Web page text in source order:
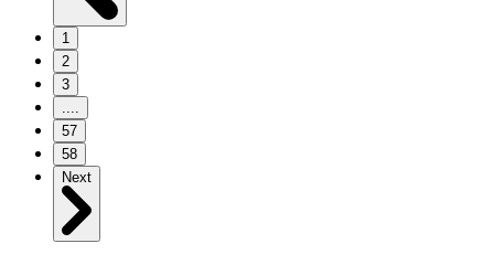
1
2
3
....
57
58
Next